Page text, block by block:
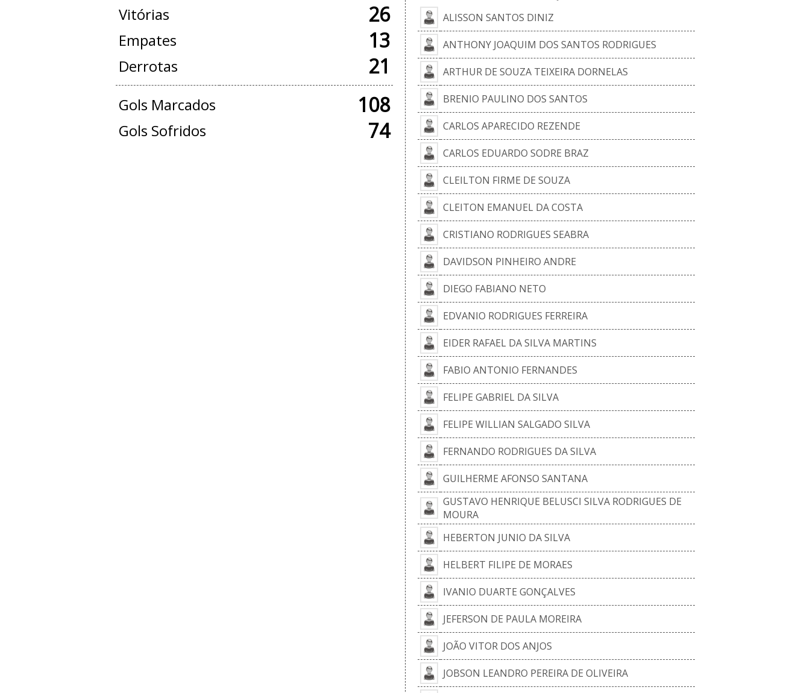
Vitórias 26
Empates 13
Derrotas 21
Gols Marcados 108
Gols Sofridos 74
ALISSON SANTOS DINIZ
ANTHONY JOAQUIM DOS SANTOS RODRIGUES
ARTHUR DE SOUZA TEIXEIRA DORNELAS
BRENIO PAULINO DOS SANTOS
CARLOS APARECIDO REZENDE
CARLOS EDUARDO SODRE BRAZ
CLEILTON FIRME DE SOUZA
CLEITON EMANUEL DA COSTA
CRISTIANO RODRIGUES SEABRA
DAVIDSON PINHEIRO ANDRE
DIEGO FABIANO NETO
EDVANIO RODRIGUES FERREIRA
EIDER RAFAEL DA SILVA MARTINS
FABIO ANTONIO FERNANDES
FELIPE GABRIEL DA SILVA
FELIPE WILLIAN SALGADO SILVA
FERNANDO RODRIGUES DA SILVA
GUILHERME AFONSO SANTANA
GUSTAVO HENRIQUE BELUSCI SILVA RODRIGUES DE
MOURA
HEBERTON JUNIO DA SILVA
HELBERT FILIPE DE MORAES
IVANIO DUARTE GONÇALVES
JEFERSON DE PAULA MOREIRA
JOÃO VITOR DOS ANJOS
JOBSON LEANDRO PEREIRA DE OLIVEIRA